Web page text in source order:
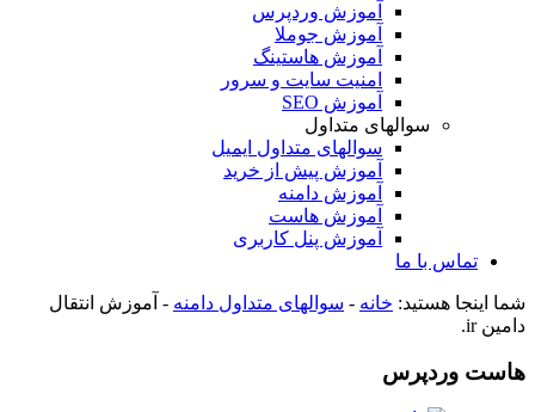
آموزش وردپرس
آموزش جوملا
آموزش هاستینگ
امنیت سایت و سرور
آموزش SEO
سوالهای متداول
سوالهای متداول ایمیل
آموزش پیش از خرید
آموزش دامنه
آموزش هاست
آموزش پنل کاربری
تماس با ما
شما اینجا هستید: خانه - سوالهای متداول دامنه - آموزش انتقال
دامین ir.
هاست وردپرس